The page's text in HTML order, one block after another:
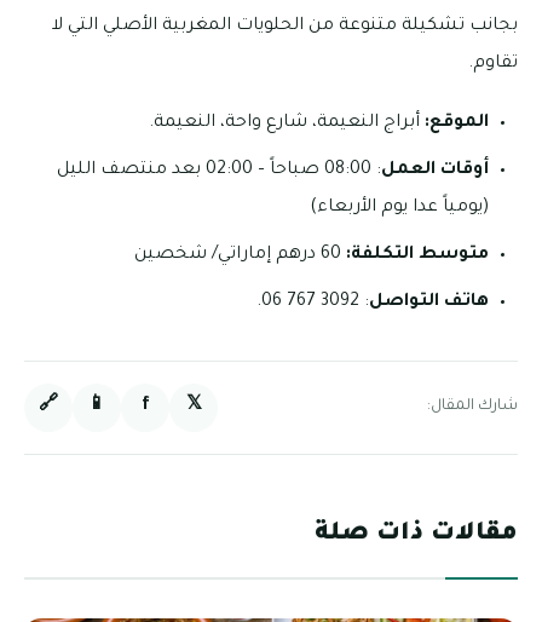
بجانب تشكيلة متنوعة من الحلويات المغربية الأصلي التي لا
تقاوم.
الموقع: أبراج النعيمة، شارع واحة، النعيمة.
أوقات العمل
: 08:00 صباحاً – 02:00 بعد منتصف الليل
(يومياً عدا يوم الأربعاء)
متوسط التكلفة: 60 درهم إماراتي/ شخصين
هاتف التواصل: 3092 767 06.
شارك المقال: 𝕏
f
📱
🔗
مقالات ذات صلة